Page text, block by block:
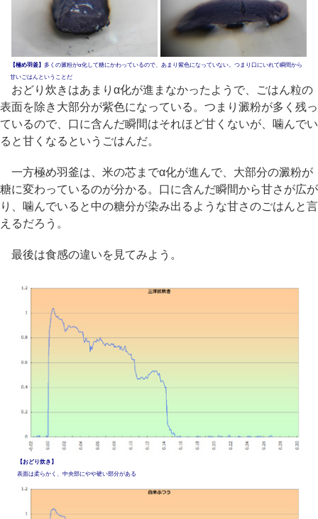
【極め羽釜】 多くの澱粉がα化して糖にかわっているので、あまり紫色になっていない。つまり口にいれて瞬間から
甘いごはんということだ
おどり炊きはあまりα化が進まなかったようで、ごはん粒の
表面を除き大部分が紫色になっている。つまり澱粉が多く残っ
ているので、口に含んだ瞬間はそれほど甘くないが、噛んでい
ると甘くなるというごはんだ。
一方極め羽釜は、米の芯までα化が進んで、大部分の澱粉が
糖に変わっているのが分かる。口に含んだ瞬間から甘さが広が
り、噛んでいると中の糖分が染み出るような甘さのごはんと言
えるだろう。
最後は食感の違いを見てみよう。
【おどり炊き】
表面は柔らかく、中央部にやや硬い部分がある